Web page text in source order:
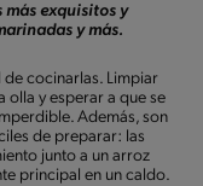
más exquisitos y
y más.
cocinarlas. Limpiar
olla y esperar a que se
Además, son
de preparar: las
junto a un arroz
principal en un caldo.